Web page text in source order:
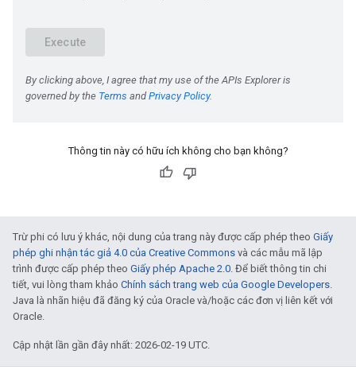
Thông tin này có hữu ích không cho bạn không?
Trừ phi có lưu ý khác, nội dung của trang này được cấp phép theo Giấy
phép ghi nhận tác giả 4.0 của Creative Commons và các mẫu mã lập
trình được cấp phép theo Giấy phép Apache 2.0. Để biết thông tin chi
tiết, vui lòng tham khảo Chính sách trang web của Google Developers.
Java là nhãn hiệu đã đăng ký của Oracle và/hoặc các đơn vị liên kết với
Oracle.
Cập nhật lần gần đây nhất: 2026-02-19 UTC.